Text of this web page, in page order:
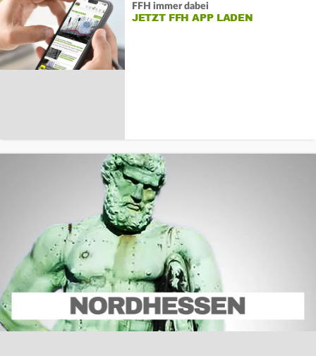
FFH immer dabei
JETZT FFH APP LADEN